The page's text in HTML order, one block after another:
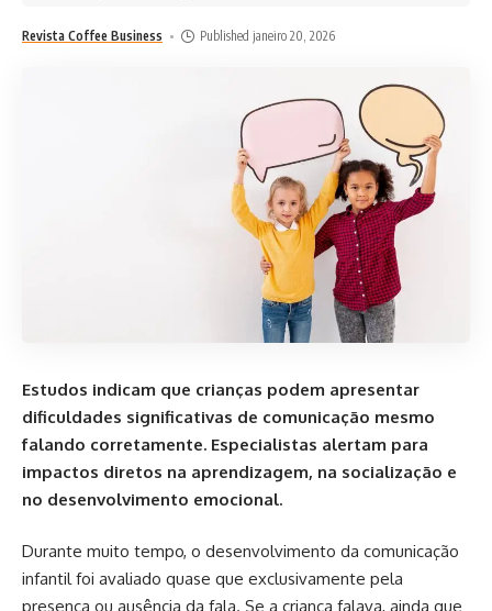
Revista Coffee Business Published janeiro 20, 2026
Estudos indicam que crianças podem apresentar
dificuldades significativas de comunicação mesmo
falando corretamente. Especialistas alertam para
impactos diretos na aprendizagem, na socialização e
no desenvolvimento emocional.
Durante muito tempo, o desenvolvimento da comunicação
infantil foi avaliado quase que exclusivamente pela
presença ou ausência da fala. Se a criança falava, ainda que